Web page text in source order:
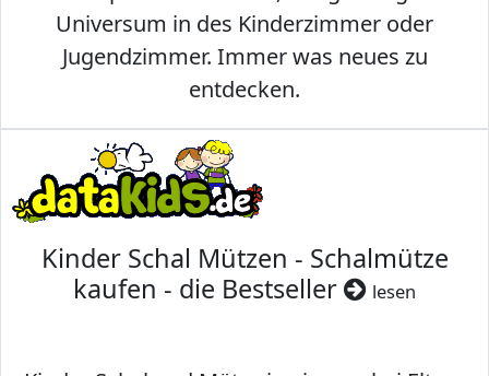
Universum in des Kinderzimmer oder
Jugendzimmer. Immer was neues zu
entdecken.
Kinder Schal Mützen - Schalmütze
kaufen - die Bestseller
lesen